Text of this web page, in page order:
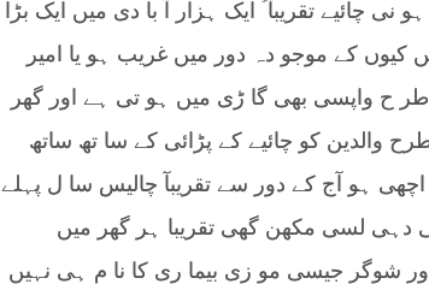
نی چائیے تقریبآ ؑ ایک ہزار آ با دی میں ایک بڑا
کیوں کے موجو دہ دور میں غریب ہو یا امیر
ح واپسی بھی گا ڑی میں ہو تی ہے اور گھر
والدین کو چائیے کے پڑائی کے سا تھ ساتھ
ہو آج کے دور سے تقریبآ چالیس سا ل پہلے
لسی مکھن گھی تقریبا ہر گھر میں
شوگر جیسی مو زی بیما ری کا نا م ہی نہیں